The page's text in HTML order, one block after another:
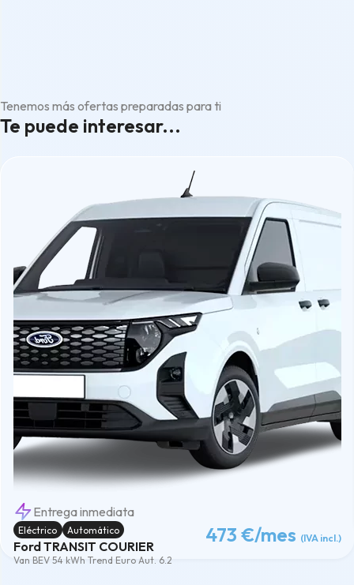
Tenemos más ofertas preparadas para ti
Te puede interesar...
Entrega inmediata
Ford TRANSIT COURIER
Van BEV 54 kWh Trend Euro Aut. 6.2
473 €/mes (IVA incl.)
Eléctrico Automático